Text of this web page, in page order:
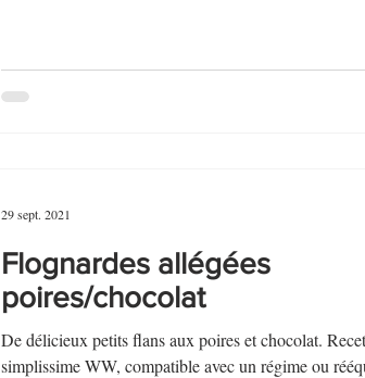
Flognardes allégées
poires/chocolat
De délicieux petits flans aux poires et chocolat.
simplissime WW, compatible avec un régime ou
29 sept. 2021